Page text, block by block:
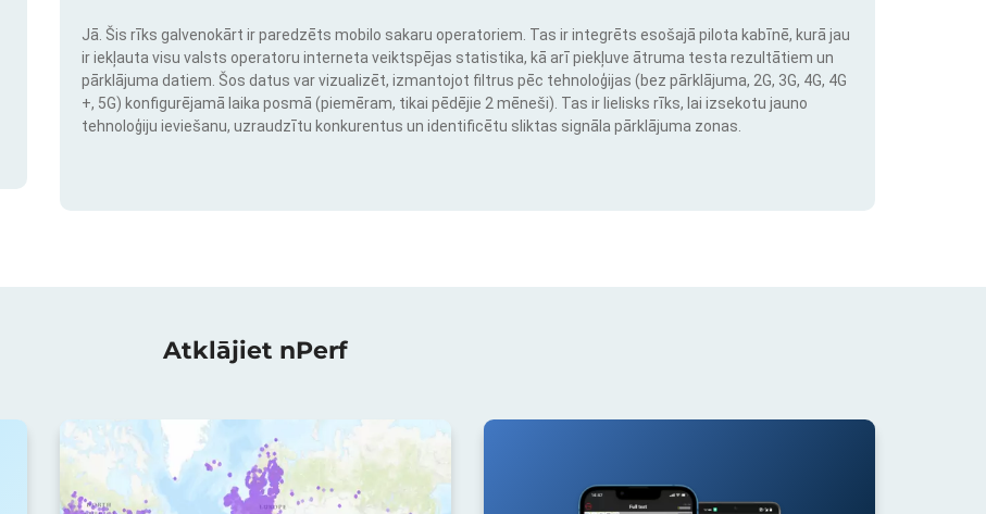
Jā. Šis rīks galvenokārt ir paredzēts mobilo sakaru operatoriem. Tas ir integrēts esošajā pilota kabīnē, kurā jau
ir iekļauta visu valsts operatoru interneta veiktspējas statistika, kā arī piekļuve ātruma testa rezultātiem un
pārklājuma datiem. Šos datus var vizualizēt, izmantojot filtrus pēc tehnoloģijas (bez pārklājuma, 2G, 3G, 4G, 4G
+, 5G) konfigurējamā laika posmā (piemēram, tikai pēdējie 2 mēneši). Tas ir lielisks rīks, lai izsekotu jauno
tehnoloģiju ieviešanu, uzraudzītu konkurentus un identificētu sliktas signāla pārklājuma zonas.
Atklājiet nPerf